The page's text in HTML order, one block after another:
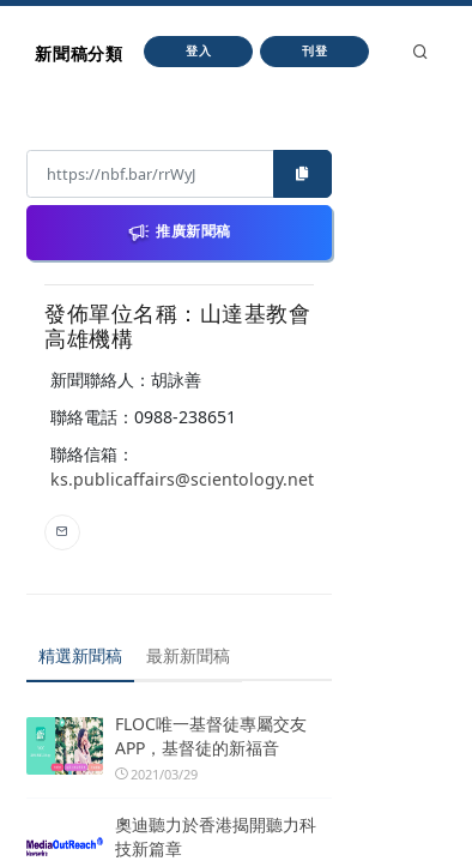
新聞稿分類 登入 刊登
推廣新聞稿
發佈單位名稱：山達基教會
高雄機構
新聞聯絡人：胡詠善
聯絡電話：0988-238651
聯絡信箱：
ks.publicaffairs@scientology.net
精選新聞稿 最新新聞稿
FLOC唯一基督徒專屬交友
APP，基督徒的新福音
2021/03/29
奧迪聽力於香港揭開聽力科
技新篇章